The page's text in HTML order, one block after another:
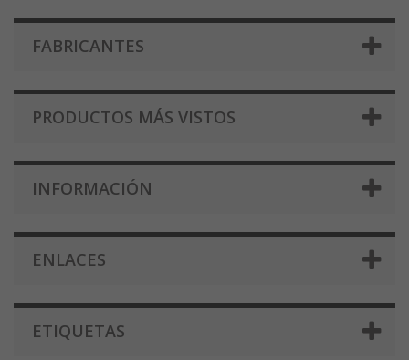
FABRICANTES
PRODUCTOS MÁS VISTOS
INFORMACIÓN
ENLACES
ETIQUETAS